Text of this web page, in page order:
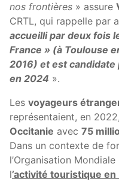
nos frontières » assure
CRTL, qui rappelle par
accueilli par deux fois
France » (à Toulouse
2016) et est candidate
en 2024 ».
Les voyageurs
représentaient, en 2022,
Occitanie avec 75
Dans un contexte de
l’Organisation
l’activité touristique